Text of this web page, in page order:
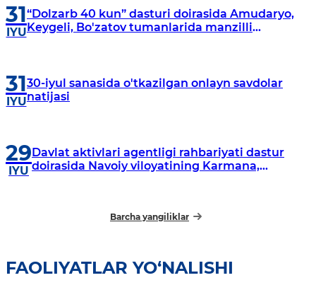
31
IYU
“Dolzarb 40 kun” dasturi doirasida Amudaryo,
Keygeli, Bo'zatov tumanlarida manzilli
31
IYU
30-iyul sanasida o'tkazilgan onlayn savdolar
natijasi
29
IYU
Davlat aktivlari agentligi rahbariyati dastur
doirasida Navoiy viloyatining Karmana,
Barcha yangiliklar
FAOLIYATLAR YO‘NALISHI